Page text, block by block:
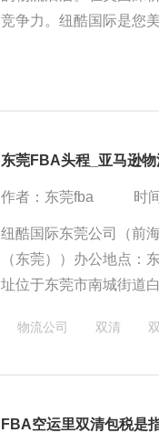
竞争力。纽酷国际是您
东莞FBA头程_亚马逊
作者：东莞fba 时
纽酷国际东莞公司（前
（东莞））办公地点：
址位于东莞市南城街道
行提供fba海运、空运一
物流公司 双清
FBA空运里双清包税是